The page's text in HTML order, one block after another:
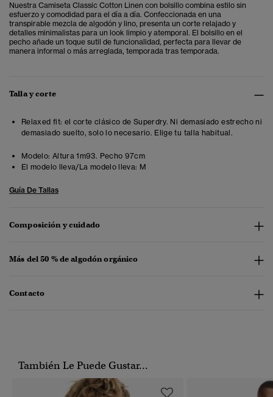
Nuestra Camiseta Classic Cotton Linen con bolsillo combina estilo sin
esfuerzo y comodidad para el día a día. Confeccionada en una
transpirable mezcla de algodón y lino, presenta un corte relajado y
detalles minimalistas para un look limpio y atemporal. El bolsillo en el
pecho añade un toque sutil de funcionalidad, perfecta para llevar de
manera informal o más arreglada, temporada tras temporada.
Talla y corte
Relaxed fit: el corte clásico de Superdry. Ni demasiado estrecho ni
demasiado suelto, solo lo necesario. Elige tu talla habitual.
Modelo: Altura 1m93. Pecho 97cm
El modelo lleva/La modelo lleva: M
Guía De Tallas
Composición y cuidado
Más del 50 % de algodón orgánico
Contacto
También Le Puede Gustar...